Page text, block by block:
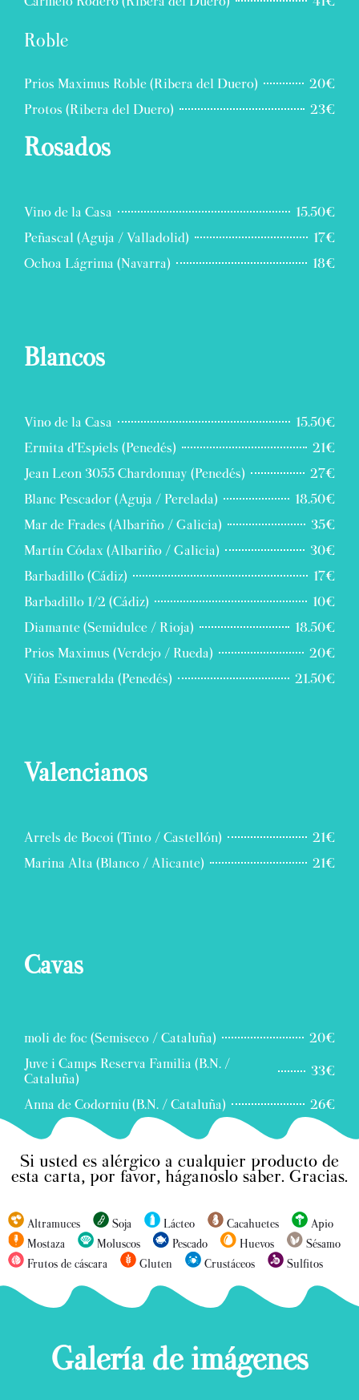
Roble
Prios Maximus Roble (Ribera del Duero)
20€
Protos (Ribera del Duero)
23€
Rosados
Vino de la Casa
15.50€
Peñascal (Aguja / Valladolid)
17€
Ochoa Lágrima (Navarra)
18€
Blancos
Vino de la Casa
15.50€
Ermita d'Espiels (Penedés)
21€
Jean Leon 3055 Chardonnay (Penedés)
27€
Blanc Pescador (Aguja / Perelada)
18.50€
Mar de Frades (Albariño / Galicia)
35€
Martín Códax (Albariño / Galicia)
30€
Barbadillo (Cádiz)
17€
Barbadillo 1/2 (Cádiz)
10€
Diamante (Semidulce / Rioja)
18.50€
Prios Maximus (Verdejo / Rueda)
20€
Viña Esmeralda (Penedés)
21.50€
Valencianos
Arrels de Bocoi (Tinto / Castellón)
21€
Marina Alta (Blanco / Alicante)
21€
Cavas
moli de foc (Semiseco / Cataluña)
20€
Juve i Camps Reserva Familia (B.N. /
Cataluña)
33€
Anna de Codorniu (B.N. / Cataluña)
26€
Si usted es alérgico a cualquier producto de
esta carta, por favor, háganoslo saber. Gracias.
Altramuces Soja Lácteo Cacahuetes
Apio
Mostaza
Moluscos Pescado Huevos
Sésamo
Frutos de cáscara
Gluten Crustáceos Sulfitos
Galería de imágenes